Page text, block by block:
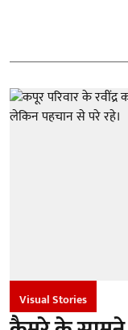
Visual Stories